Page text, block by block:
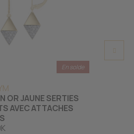
En solde
OR JAUNE SERTIES
AVEC ATTACHES